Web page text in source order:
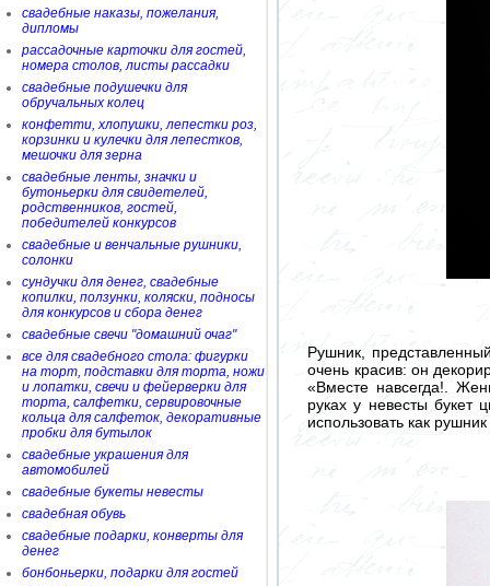
свадебные наказы, пожелания,
дипломы
рассадочные карточки для гостей,
номера столов, листы рассадки
свадебные подушечки для
обручальных колец
конфетти, хлопушки, лепестки роз,
корзинки и кулечки для лепестков,
мешочки для зерна
свадебные ленты, значки и
бутоньерки для свидетелей,
родственников, гостей,
победителей конкурсов
свадебные и венчальные рушники,
солонки
сундучки для денег, свадебные
копилки, ползунки, коляски, подносы
для конкурсов и сбора денег
свадебные свечи "домашний очаг"
все для свадебного стола: фигурки
на торт, подставки для торта, ножи
и лопатки, свечи и фейерверки для
торта, салфетки, сервировочные
кольца для салфеток, декоративные
пробки для бутылок
свадебные украшения для
автомобилей
свадебные букеты невесты
свадебная обувь
свадебные подарки, конверты для
денег
бонбоньерки, подарки для гостей
Рушник,
очень красив: он
«Вместе навсегда!.
руках у невесты букет
использовать как